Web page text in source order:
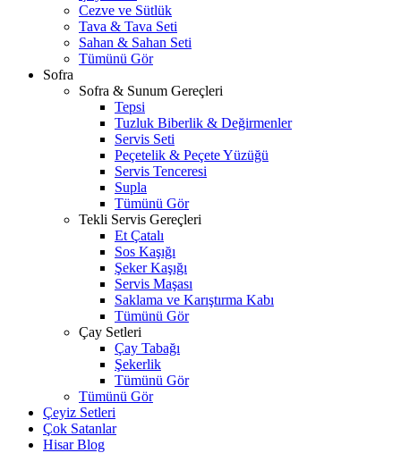
Cezve ve Sütlük
Tava & Tava Seti
Sahan & Sahan Seti
Tümünü Gör
Sofra
Sofra & Sunum Gereçleri
Tepsi
Tuzluk Biberlik & Değirmenler
Servis Seti
Peçetelik & Peçete Yüzüğü
Servis Tenceresi
Supla
Tümünü Gör
Tekli Servis Gereçleri
Et Çatalı
Sos Kaşığı
Şeker Kaşığı
Servis Maşası
Saklama ve Karıştırma Kabı
Tümünü Gör
Çay Setleri
Çay Tabağı
Şekerlik
Tümünü Gör
Tümünü Gör
Çeyiz Setleri
Çok Satanlar
Hisar Blog